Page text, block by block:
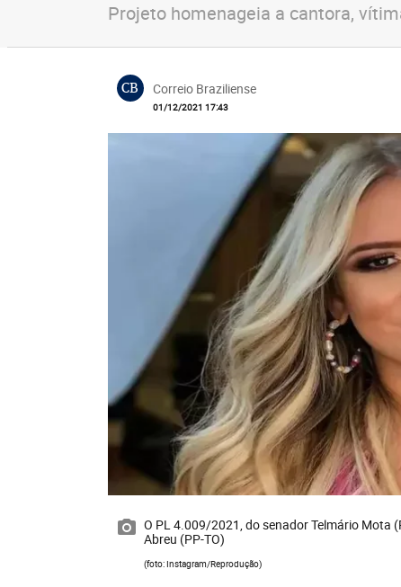
Projeto homenageia a cantora,
CB Correio Braziliense
01/12/2021 17:43
O PL 4.009/2021, do senador Telmário Mota
Abreu (PP-TO)
(foto: Instagram/Reprodução)